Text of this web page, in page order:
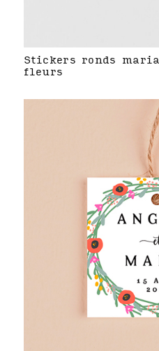
Stickers ronds
fleurs